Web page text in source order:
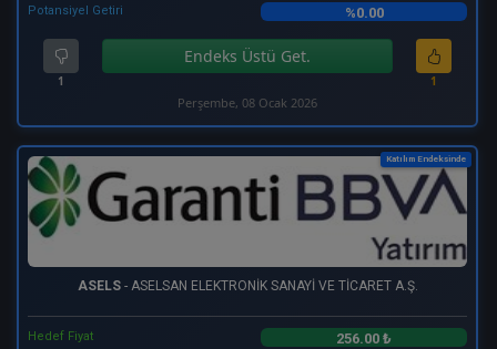
Potansiyel Getiri %0.00
1
Endeks Üstü Get.
1
Perşembe, 08 Ocak 2026
Katılım Endeksinde
ASELS- ASELSAN ELEKTRONİK SANAYİ VE TİCARET A.Ş.
Hedef Fiyat 256.00 ₺